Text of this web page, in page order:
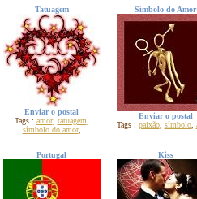
Tatuagem
Enviar o postal
Tags : amor, tatuagem
símbolo do amor,
Símbolo do Amor
Enviar o postal
Tags : paixão, símbolo,
Portugal Kiss